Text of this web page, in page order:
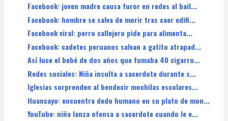
Facebook: joven madre causa furor en redes al bail...
Facebook: hombre se salva de morir tras caer edifi...
Facebook viral: perro callejero pide para alimenta...
Facebook: cadetes peruanos salvan a gatito atrapad...
Así luce el bebé de dos años que fumaba 40 cigarro...
Redes sociales: Niña insulta a sacerdote durante s...
Iglesias sorprenden al bendecir mochilas escolares...
Huancayo: encuentra dedo humano en su plato de mon...
YouTube: niña lanza ofensa a sacerdote cuando le e...